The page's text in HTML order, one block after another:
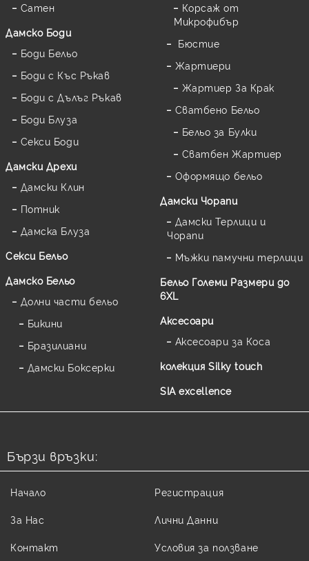
Сатен
Дамскo Боди
Боди Бельо
Боди с Къс Ръкав
Боди с Дълъг Ръкав
Боди Блуза
Секси Боди
Дамски Дрехи
Дамски Клин
Потник
Дамска Блуза
Секси Бельо
Дамско Бельо
Долни части бельо
Бикини
Бразилиани
Дамски Боксерки
Корсаж от
Микрофибър
Бюстие
Жартиери
Жартиер За Крак
Сватбено Бельо
Бельо за Булки
Сватбен Жартиер
Оформящо бельо
Дамски Чорапи
Дамски Терлици и
Чорапи
Мъжки памучни терлици
Бельо Големи Размери до
6XL
Аксесоари
Аксесоари за Коса
колекция Silky touch
SIA excellence
Бързи връзки:
Начало
За Нас
Контакт
Регистрация
Лични Данни
Условия за ползване